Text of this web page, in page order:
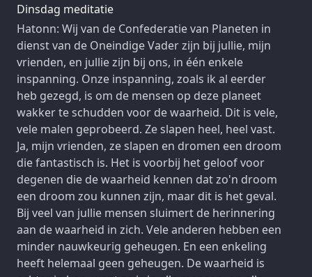
Dinsdag meditatie
Hatonn: Wij van de Confederatie van Planeten in
dienst van de Oneindige Vader zijn bij jullie, mijn
vrienden, en jullie zijn bij ons, in één enkele
inspanning. Onze inspanning, zoals ik al eerder
heb gezegd, is om de mensen op deze planeet
wakker te schudden voor de waarheid. Dit is vele,
vele malen geprobeerd. Ze slapen heel, heel vast.
Ja, mijn vrienden, ze slapen en dromen een droom
die fantastisch is. Het is voorbij het geloof voor
degenen die de waarheid kennen dat zo'n droom
een droom zou kunnen zijn, maar dit is het geval.
Bij veel van jullie mensen sluimert de herinnering
aan de waarheid in zich. Vele anderen hebben een
minder nauwkeurig geheugen. En een enkeling
heeft helemaal geen geheugen. De waarheid is